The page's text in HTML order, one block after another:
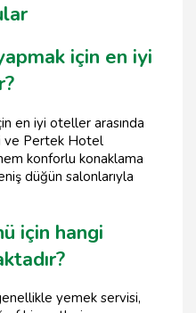
için en iyi
en iyi oteller arasında
ve Pertek Hotel
konforlu konaklama
düğün salonlarıyla
için hangi
yemek servisi,